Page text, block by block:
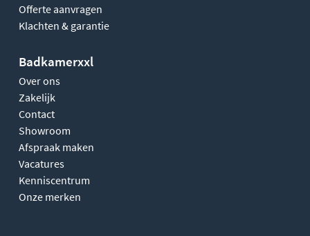
Offerte aanvragen
Klachten & garantie
Badkamerxxl
Over ons
Zakelijk
Contact
Showroom
Afspraak maken
Vacatures
Kenniscentrum
Onze merken